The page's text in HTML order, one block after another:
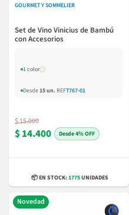
GOURMET Y SOMMELIER
Set de Vino Vinicius de Bambú
con Accesorios
1 color
Desde15 un. REFT767-01
$ 15.000
$ 14.400 4% OFF
📦 EN STOCK:1775UNIDADES
Novedad